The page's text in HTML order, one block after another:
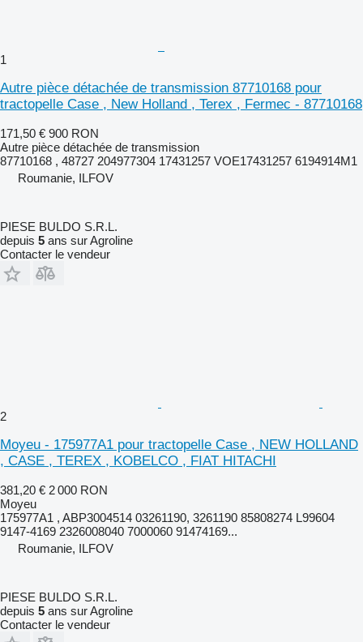
1
Autre pièce détachée de transmission 87710168 pour
tractopelle Case , New Holland , Terex , Fermec - 87710168
171,50 € 900 RON
Autre pièce détachée de transmission
87710168 , 48727 204977304 17431257 VOE17431257 6194914M1
Roumanie, ILFOV
PIESE BULDO S.R.L.
depuis 5 ans sur Agroline
Contacter le vendeur
2
Moyeu - 175977A1 pour tractopelle Case , NEW HOLLAND
, CASE , TEREX , KOBELCO , FIAT HITACHI
381,20 € 2 000 RON
Moyeu
175977A1 , ABP3004514 03261190, 3261190 85808274 L99604
9147-4169 2326008040 7000060 91474169...
Roumanie, ILFOV
PIESE BULDO S.R.L.
depuis 5 ans sur Agroline
Contacter le vendeur